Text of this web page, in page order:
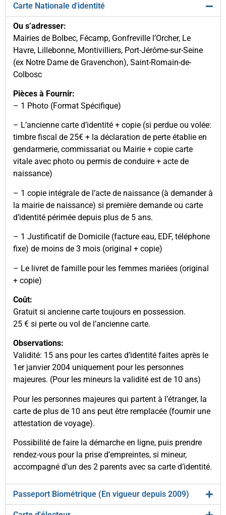
Carte Nationale d'identité
Ou s’adresser:
Mairies de Bolbec, Fécamp, Gonfreville l’Orcher, Le
Havre, Lillebonne, Montivilliers, Port-Jérôme-sur-Seine
(ex Notre Dame de Gravenchon), Saint-Romain-de-
Colbosc
Pièces à Fournir:
– 1 Photo (Format Spécifique)
– L’ancienne carte d’identité + copie (si perdue ou volée:
timbre fiscal de 25€ + la déclaration de perte établie en
gendarmerie, commissariat ou Mairie + copie carte
vitale avec photo ou permis de conduire + acte de
naissance)
– 1 copie intégrale de l’acte de naissance (à demander à
la mairie de naissance) si première demande ou carte
d’identité périmée depuis plus de 5 ans.
– 1 Justificatif de Domicile (facture eau, EDF, téléphone
fixe) de moins de 3 mois (original + copie)
– Le livret de famille pour les femmes mariées (original
+ copie)
Coût:
Gratuit si ancienne carte toujours en possession.
25 € si perte ou vol de l’ancienne carte.
Observations:
Validité: 15 ans pour les cartes d’identité faites après le
1er janvier 2004 uniquement pour les personnes
majeures. (Pour les mineurs la validité est de 10 ans)
Pour les personnes majeures qui partent à l’étranger, la
carte de plus de 10 ans peut être remplacée (fournir une
attestation de voyage).
Possibilité de faire la démarche en ligne, puis prendre
rendez-vous pour la prise d’empreintes, si mineur,
accompagné d’un des 2 parents avec sa carte d’identité.
Passeport Biométrique (En vigueur depuis 2009)